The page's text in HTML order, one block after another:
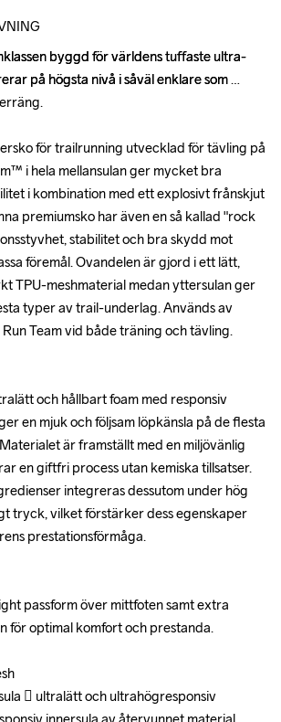
byggd för världens tuffaste ultra-
på högsta nivå i såväl enklare som
för trailrunning utvecklad för tävling på
i hela mellansulan ger mycket bra
i kombination med ett explosivt frånskjut
premiumsko har även en så kallad "rock
stabilitet och bra skydd mot
föremål. Ovandelen är gjord i ett lätt,
TPU-meshmaterial medan yttersulan ger
typer av trail-underlag. Används av
Team vid både träning och tävling.
och hållbart foam med responsiv
en mjuk och följsam löpkänsla på de flesta
är framställt med en miljövänlig
en giftfri process utan kemiska tillsatser.
integreras dessutom under hög
tryck, vilket förstärker dess egenskaper
prestationsförmåga.
passform över mittfoten samt extra
för optimal komfort och prestanda.
 ultralätt och ultrahögresponsiv
byggd för världens tuffaste ultra-
på högsta nivå i såväl enklare som
för trailrunning utvecklad för tävling på
i hela mellansulan ger mycket bra
i kombination med ett explosivt frånskjut
premiumsko har även en så kallad "rock
stabilitet och bra skydd mot
föremål. Ovandelen är gjord i ett lätt,
TPU-meshmaterial medan yttersulan ger
typer av trail-underlag. Används av
Team vid både träning och tävling.
och hållbart foam med responsiv
en mjuk och följsam löpkänsla på de flesta
är framställt med en miljövänlig
en giftfri process utan kemiska tillsatser.
integreras dessutom under hög
tryck, vilket förstärker dess egenskaper
prestationsförmåga.
passform över mittfoten samt extra
för optimal komfort och prestanda.
 ultralätt och ultrahögresponsiv